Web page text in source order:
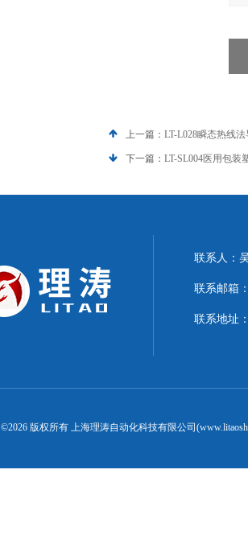
上一篇： LT-L028瞬态热线
下一篇： LT-SL004医用包装
联系人：
联系邮箱
联系地址
©2026 版权所有 上海理涛自动化科技有限公司